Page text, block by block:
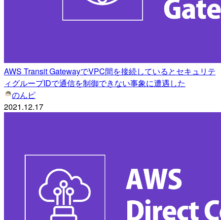
AWS Transit GatewayでVPC間を接続しているとセキュリテ
ィグループIDで通信を制御できない事象に遭遇した
のんピ
2021.12.17